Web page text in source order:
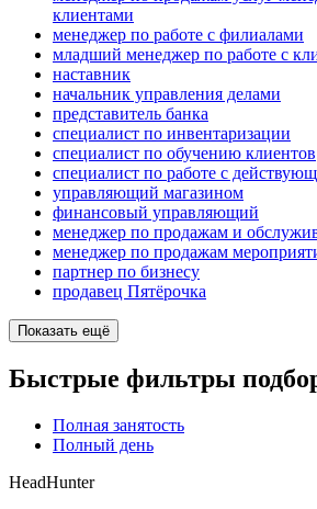
клиентами
менеджер по работе с филиалами
младший менеджер по работе с
наставник
начальник управления делами
представитель банка
специалист по инвентаризации
специалист по обучению клиентов
специалист по работе с
управляющий магазином
финансовый управляющий
менеджер по продажам и
менеджер по продажам
партнер по бизнесу
продавец Пятёрочка
Показать ещё
Быстрые фильтры
Полная занятость
Полный день
HeadHunter